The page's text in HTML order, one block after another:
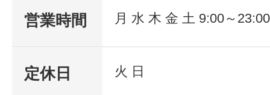
営業時間 月 水 木 金 土 9:00～23:00
定休日 火 日